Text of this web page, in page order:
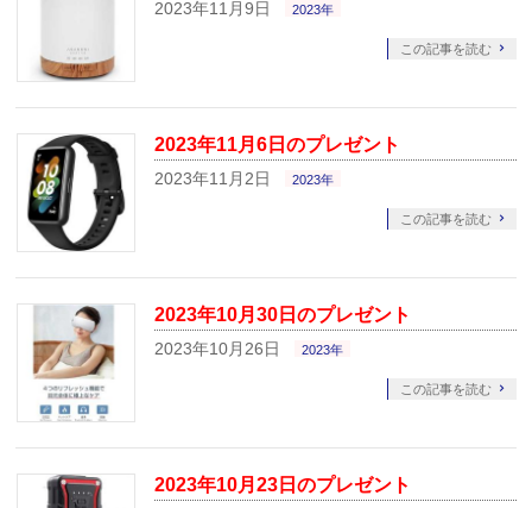
2023年11月9日 2023年
この記事を読む
2023年11月6日のプレゼント
2023年11月2日 2023年
この記事を読む
2023年10月30日のプレゼント
2023年10月26日 2023年
この記事を読む
2023年10月23日のプレゼント